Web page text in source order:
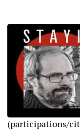
(participations/